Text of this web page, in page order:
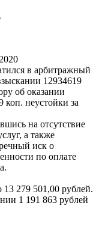
в арбитражный
12934619
об оказании
коп. неустойки за
на отсутствие
а также
иск о
по оплате
13 279 501,00 рублей.
1 191 863 рублей